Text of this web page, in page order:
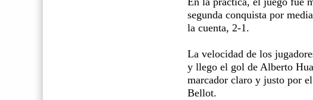
segunda conquista por
la cuenta, 2-1.
La velocidad de los
y llego el gol de Alberto
marcador claro y justo por
Bellot.